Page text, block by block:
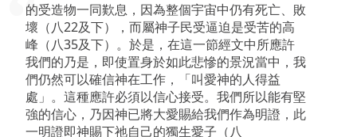
的受造物一同歎息，因為整個宇宙中仍有死亡、敗
壞（八22及下），而屬神子民受逼迫是受苦的高
峰（八35及下）。於是，在這一節經文中所應許
我們的乃是，即使置身於如此悲慘的景況當中，我
們仍然可以確信神在工作，「叫愛神的人得益
處」。這種應許必須以信心接受。我們所以能有堅
強的信心，乃因神已將大愛賜給我們作為明證，此
一明證即神賜下祂自己的獨生愛子（八